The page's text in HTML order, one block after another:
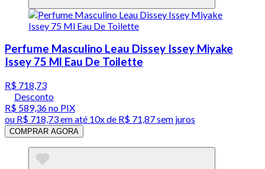
Perfume Masculino Leau Dissey Issey Miyake
Issey 75 Ml Eau De Toilette
R$ 718,73
Desconto
R$ 589,36no PIX
ou R$ 718,73em até 10x de R$ 71,87 sem juros
COMPRAR AGORA